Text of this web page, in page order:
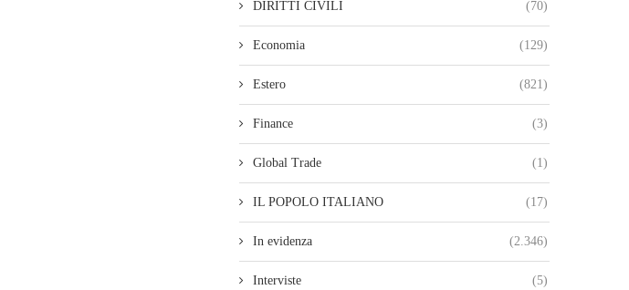
DIRITTI CIVILI (70)
Economia (129)
Estero (821)
Finance (3)
Global Trade (1)
IL POPOLO ITALIANO (17)
In evidenza (2.346)
Interviste (5)